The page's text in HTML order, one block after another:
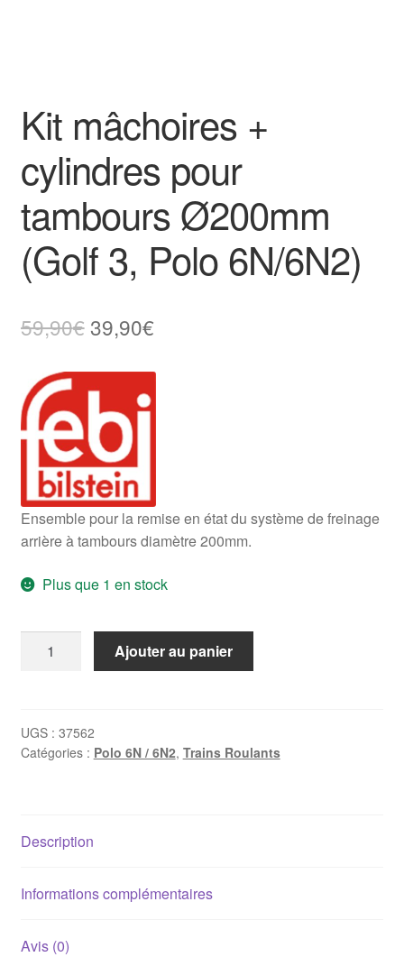
Kit mâchoires +
cylindres pour
tambours Ø200mm
(Golf 3, Polo 6N/6N2)
59,90€ Le
initial
était :
59,90€.
39,90€Le
Ensemble pour la remise en état du système de freinage
arrière à tambours diamètre 200mm.
Plus que 1 en stock
+
cylindres
(Golf
Polo
Ajouter au panier
UGS : 37562
Catégories : Polo 6N / 6N2, Trains Roulants
Description
Informations complémentaires
Avis (0)